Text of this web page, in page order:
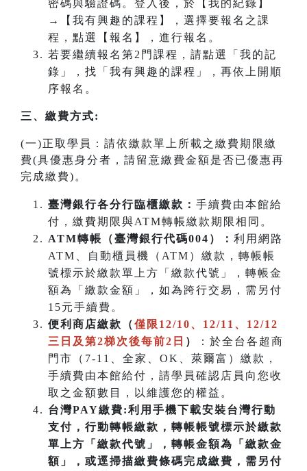
密碼與驗證碼。登入後，於【我的紀錄】
→【我有興趣的課程】，選擇要報名之課
程，點選【報名】，進行報名。
若要繼續報名第2門課程，請點選「我的記
錄」，找「我有興趣的課程」，再依上開順
序報名。
三、繳費方式:
(一)正取學員：請依繳款單上所載之繳費期限繳
費(具優惠身分者，請留意繳費金額是否已優惠再
完成繳費)。
臺灣銀行各分行臨櫃繳款： 手續費由本館給
付，繳費期限與ATM轉帳繳款期限相同。
ATM轉帳（臺灣銀行代碼004）： 利用網路
ATM、自動櫃員機（ATM）繳款，轉帳帳
號標示於繳款單上方「繳款代號」，轉帳金
額為「繳款金額」，如為跨行交易，需另付
15元手續費。
便利商店繳款（僅限12/10、12/11、12/12
三日及第2梯次後每前2日 ）
：於全台各超商
門市（7-11、全家、OK、萊爾富）繳款，
手續費由本館給付，請學員確認店員向您收
取之金額數目，以維護您的權益。
台灣PAY繳費:利用手機下載安裝台灣行動
支付，行動轉帳繳款，轉帳帳號標示於繳款
單上方「繳款代號」，轉帳金額為「繳款金
額」，或逕掃描繳費條碼完成繳費，需另付